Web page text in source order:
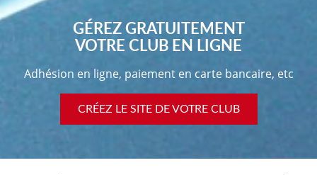
GÉREZ GRATUITEMENT
VOTRE CLUB EN LIGNE
Adhésion en ligne, paiement en carte bancaire, etc
CRÉEZ LE SITE DE VOTRE CLUB